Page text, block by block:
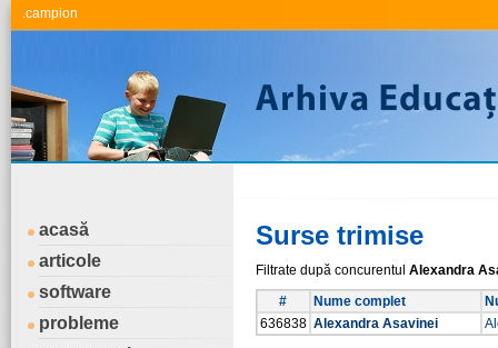
.campion
acasă
articole
software
probleme
Surse trimise
Filtrate după concurentul Alexandra
#
Nume complet
636838 Alexandra Asavinei